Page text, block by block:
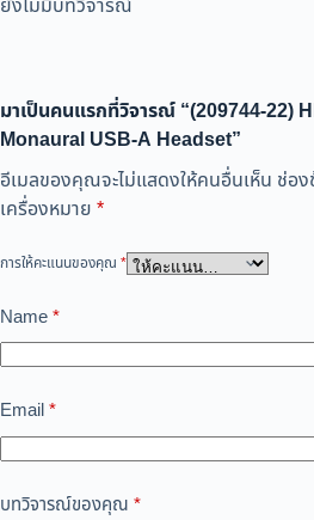
มาเป็นคนแรกที่วิจารณ์ “(209744-22)
Monaural USB-A Headset”
อีเมลของคุณจะไม่แสดงให้คนอื่นเห็น ช่อ
เครื่องหมาย *
การให้คะแนนของคุณ *
Name*
Email*
บทวิจารณ์ของคุณ *